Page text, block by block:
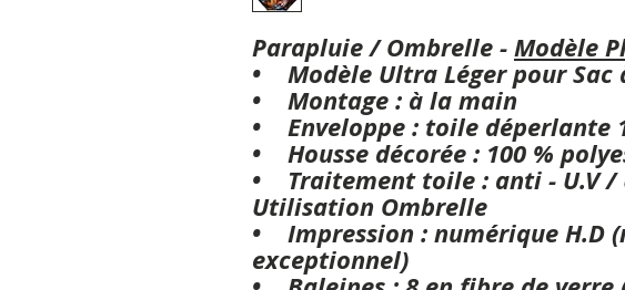
Parapluie / Ombrelle -Modèle
• Modèle Ultra Léger pour
• Montage : à la main
• Enveloppe : toile déperlante
• Housse décorée : 100 %
• Traitement toile : anti - U.V /
Utilisation Ombrelle
• Impression : numérique H.D
exceptionnel)